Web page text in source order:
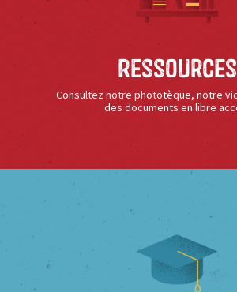
Ressources
Consultez notre phototèque, notre
des documents en libre